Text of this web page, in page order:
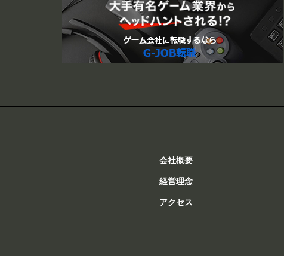
会社概要
経営理念
アクセス